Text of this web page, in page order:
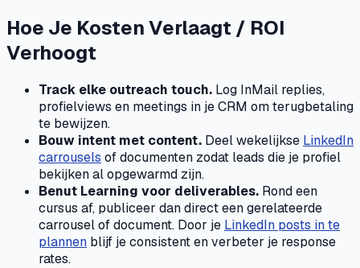
Hoe Je Kosten Verlaagt / ROI
Verhoogt
Track elke outreach touch. Log InMail replies,
profielviews en meetings in je CRM om terugbetaling
te bewijzen.
Bouw intent met content. Deel wekelijkse LinkedIn
carrousels of documenten zodat leads die je profiel
bekijken al opgewarmd zijn.
Benut Learning voor deliverables. Rond een
cursus af, publiceer dan direct een gerelateerde
carrousel of document. Door je LinkedIn posts in te
plannen blijf je consistent en verbeter je response
rates.